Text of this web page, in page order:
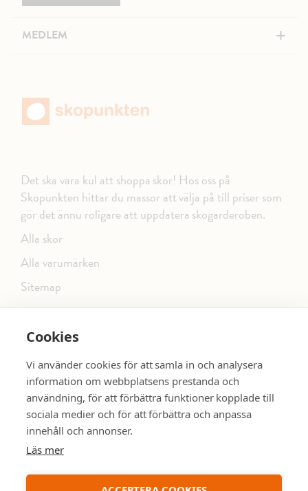
Cookies
Vi använder cookies för att samla in och analysera
information om webbplatsens prestanda och
användning, för att förbättra funktioner kopplade till
sociala medier och för att förbättra och anpassa
innehåll och annonser.
Läs mer
MEDLEM +
Det ska vara kul att shoppa skor! Hos oss på
Skopunkten hittar du massor att välja på till priser som
gör det ännu roligare att uppdatera skogarderoben.
Alla skor
Alla varumärken
Sitemap
FÖLJ OSS PÅ SOCIALA MEDIER
SE MER SKOR: dinsko.se